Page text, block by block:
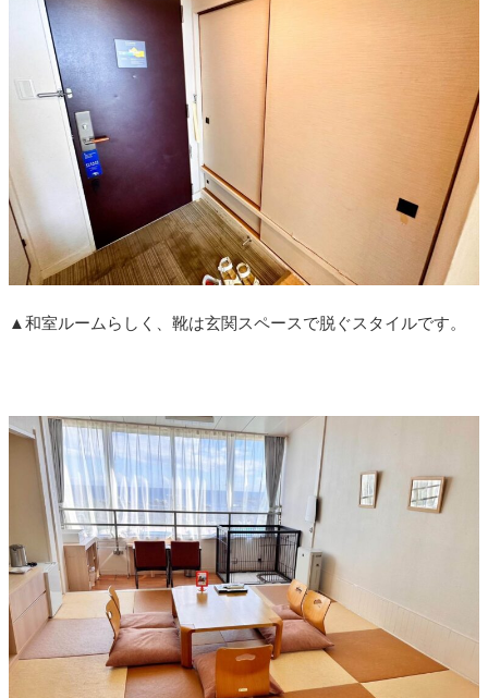
▲和室ルームらしく、靴は玄関スペースで脱ぐスタイルです。